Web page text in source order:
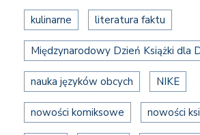
kulinarne literatura faktu
Międzynarodowy Dzień Książki dla
nauka języków obcych NIKE
nowości komiksowe nowości